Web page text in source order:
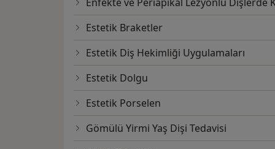
Enfekte ve Periapikal Lezyonlu Dişlerde
Estetik Braketler
Estetik Diş Hekimliği Uygulamaları
Estetik Dolgu
Estetik Porselen
Gömülü Yirmi Yaş Dişi Tedavisi